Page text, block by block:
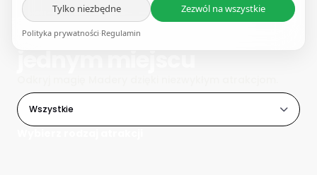
Tylko niezbędne Zezwól na wszystkie
Polityka prywatności·Regulamin
Wszystkie atrakcje w
Wszystkie